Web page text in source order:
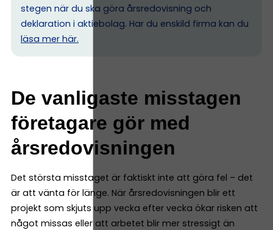
stegen när du ska göra årsredovisning och
deklaration i aktiebolag. Har du enskild firma kan du
läsa mer här.
De vanligaste misstagen
företagare gör med
årsredovisningen
Det största misstaget är faktiskt inte att göra fel – det
är att vänta för länge. När årsredovisningen blir ett
projekt som skjuts upp vecka efter vecka ökar risken att
något missas eller att arbetet blir mer stressigt än